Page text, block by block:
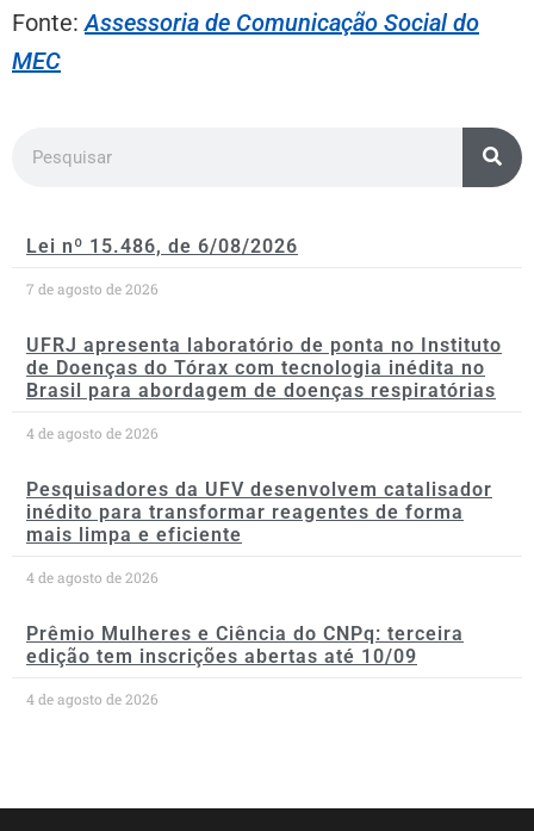
Fonte:Assessoria de Comunicação Social do
MEC
Lei nº 15.486, de 6/08/2026
7 de agosto de 2026
UFRJ apresenta laboratório de ponta no Instituto
de Doenças do Tórax com tecnologia inédita no
Brasil para abordagem de doenças respiratórias
4 de agosto de 2026
Pesquisadores da UFV desenvolvem catalisador
inédito para transformar reagentes de forma
mais limpa e eficiente
4 de agosto de 2026
Prêmio Mulheres e Ciência do CNPq: terceira
edição tem inscrições abertas até 10/09
4 de agosto de 2026